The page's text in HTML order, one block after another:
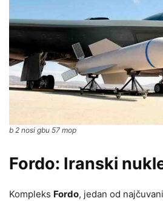
b 2 nosi gbu 57 mop
Fordo: Iranski
Kompleks Fordo, jedan od